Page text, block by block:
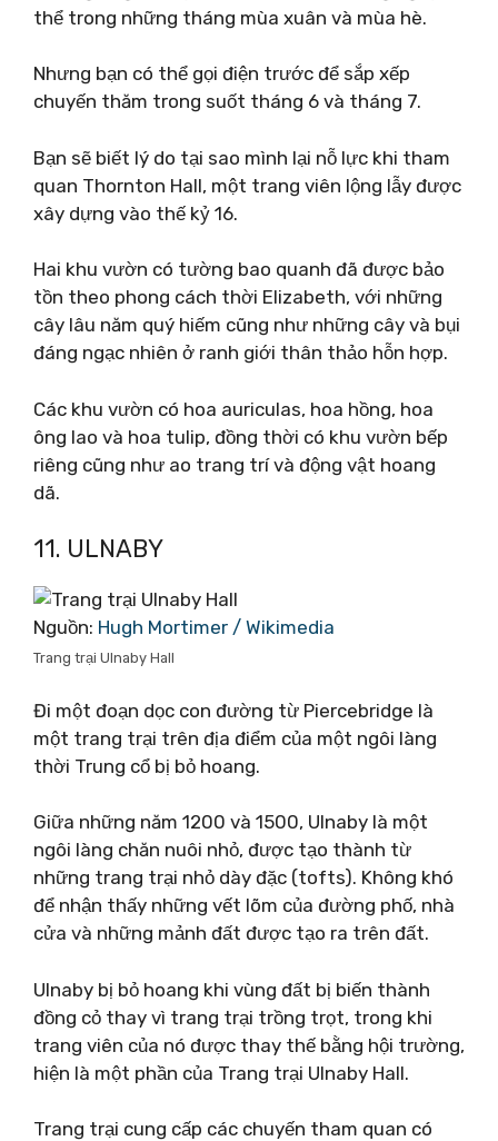
thể trong những tháng mùa xuân và mùa hè.
Nhưng bạn có thể gọi điện trước để sắp xếp
chuyến thăm trong suốt tháng 6 và tháng 7.
Bạn sẽ biết lý do tại sao mình lại nỗ lực khi tham
quan Thornton Hall, một trang viên lộng lẫy được
xây dựng vào thế kỷ 16.
Hai khu vườn có tường bao quanh đã được bảo
tồn theo phong cách thời Elizabeth, với những
cây lâu năm quý hiếm cũng như những cây và bụi
đáng ngạc nhiên ở ranh giới thân thảo hỗn hợp.
Các khu vườn có hoa auriculas, hoa hồng, hoa
ông lao và hoa tulip, đồng thời có khu vườn bếp
riêng cũng như ao trang trí và động vật hoang
dã.
11. ULNABY
Nguồn: Hugh Mortimer / Wikimedia
Trang trại Ulnaby Hall
Đi một đoạn dọc con đường từ Piercebridge là
một trang trại trên địa điểm của một ngôi làng
thời Trung cổ bị bỏ hoang.
Giữa những năm 1200 và 1500, Ulnaby là một
ngôi làng chăn nuôi nhỏ, được tạo thành từ
những trang trại nhỏ dày đặc (tofts). Không khó
để nhận thấy những vết lõm của đường phố, nhà
cửa và những mảnh đất được tạo ra trên đất.
Ulnaby bị bỏ hoang khi vùng đất bị biến thành
đồng cỏ thay vì trang trại trồng trọt, trong khi
trang viên của nó được thay thế bằng hội trường,
hiện là một phần của Trang trại Ulnaby Hall.
Trang trại cung cấp các chuyến tham quan có